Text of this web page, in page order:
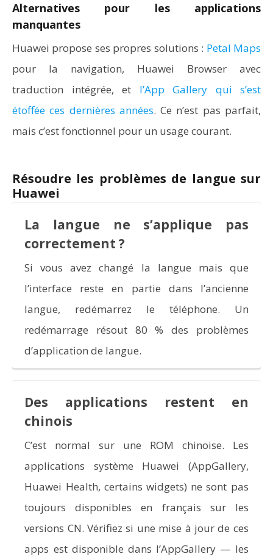
Alternatives pour les applications
manquantes
Huawei propose ses propres solutions : Petal Maps
pour la navigation, Huawei Browser avec
traduction intégrée, et l’App Gallery qui s’est
étoffée ces dernières années. Ce n’est pas parfait,
mais c’est fonctionnel pour un usage courant.
Résoudre les problèmes de langue sur
Huawei
La langue ne s’applique pas
correctement ?
Si vous avez changé la langue mais que
l’interface reste en partie dans l’ancienne
langue, redémarrez le téléphone. Un
redémarrage résout 80 % des problèmes
d’application de langue.
Des applications restent en
chinois
C’est normal sur une ROM chinoise. Les
applications système Huawei (AppGallery,
Huawei Health, certains widgets) ne sont pas
toujours disponibles en français sur les
versions CN. Vérifiez si une mise à jour de ces
apps est disponible dans l’AppGallery — les